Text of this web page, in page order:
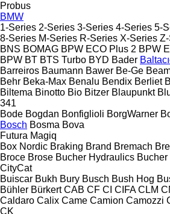
Probus
BMW
1-Series 2-Series 3-Series 4-Series 5-
8-Series M-Series R-Series X-Series
BNS BOMAG BPW ECO Plus 2 BPW
BPW BT BTS Turbo BYD Bader
Barreiros Baumann Bawer Be-Ge
Behr Beka-Max Benalu Bendix Berliet
Biltema Binotto Bio Bitzer Blaupunkt
341
Bode Bogdan Bonfiglioli BorgWarner
Bosch Bosma Bova
Futura Magiq
Box Nordic Braking Brand Bremach
Broce Brose Bucher Hydraulics Bucher
CityCat
Buiscar Bukh Bury Busch Bush Hog
Bühler Bürkert CAB CF CI CIFA CLM
Caldaro Calix Came Camion Camozzi
CK